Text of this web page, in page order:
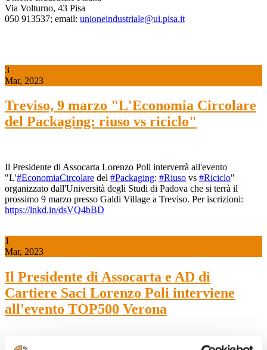
Via Volturno, 43 Pisa
050 913537; email: unioneindustriale@ui.pisa.it
3
Mar, 2023
Treviso, 9 marzo "L'Economia Circolare
del Packaging: riuso vs riciclo"
Il Presidente di Assocarta Lorenzo Poli interverrà all'evento
"L'#EconomiaCircolare del #Packaging: #Riuso vs #Riciclo"
organizzato dall'Università degli Studi di Padova che si terrà il
prossimo 9 marzo presso Galdi Village a Treviso. Per iscrizioni:
https://lnkd.in/dsVQ4bBD
1
Mar, 2023
Il Presidente di Assocarta e AD di
Cartiere Saci Lorenzo Poli interviene
all'evento TOP500 Verona